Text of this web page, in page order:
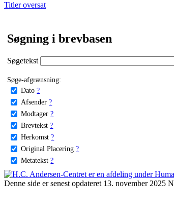
Titler oversat
Søgning i brevbasen
Søgetekst
Søge-afgrænsning:
Dato ?
Afsender ?
Modtager ?
Brevtekst ?
Herkomst ?
Original Placering ?
Metatekst ?
Denne side er senest opdateret 13. november 2025